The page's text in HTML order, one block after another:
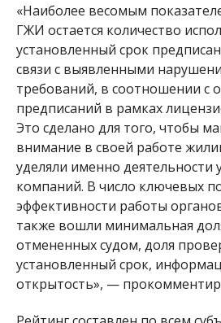
«Наиболее весомым
ГЖИ остается количество
установленный срок
связи с выявленными
требований, в соотношении с
предписаний в рамках
Это сделано для того, чтобы
внимание в своей работе
уделяли именно
компаний. В число ключевых
эффективности работы
также вошли минимальная
отмененных судом, доля
установленный срок,
открытость», —